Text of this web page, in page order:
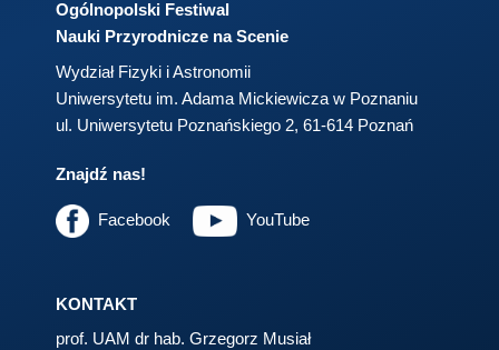
Ogólnopolski Festiwal
Nauki Przyrodnicze na Scenie
Wydział Fizyki i Astronomii
Uniwersytetu im. Adama Mickiewicza w Poznaniu
ul. Uniwersytetu Poznańskiego 2, 61-614 Poznań
Znajdź nas!
Facebook YouTube
KONTAKT
prof. UAM dr hab. Grzegorz Musiał